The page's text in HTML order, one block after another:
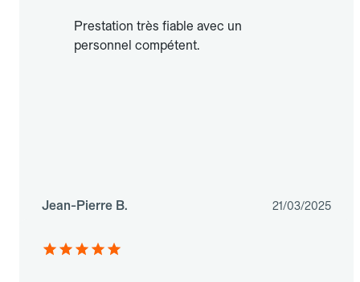
Prestation très fiable avec un
personnel compétent.
Jean-Pierre B. 21/03/2025